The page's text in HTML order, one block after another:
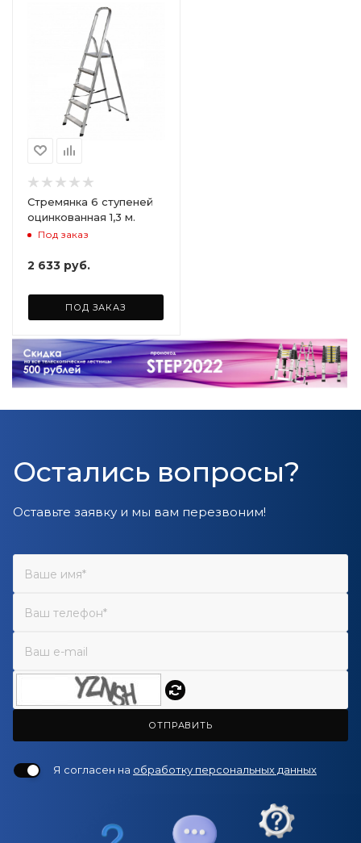
Стремянка 6 ступеней
оцинкованная 1,3 м.
Под заказ
2 633 руб.
ПОД ЗАКАЗ
Остались вопросы?
Оставьте заявку и мы вам перезвоним!
ОТПРАВИТЬ
Я согласен на обработку персональных данных